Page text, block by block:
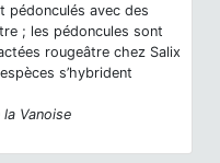
pédonculés avec des
; les pédoncules sont
rougeâtre chez Salix
s’hybrident
Vanoise